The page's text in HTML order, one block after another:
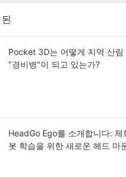
Pocket 3D는 어떻게 지역 산림
"경비병"이 되고 있는가?
HeadGo Ego를 소개합니다: 체
봇 학습을 위한 새로운 헤드 마